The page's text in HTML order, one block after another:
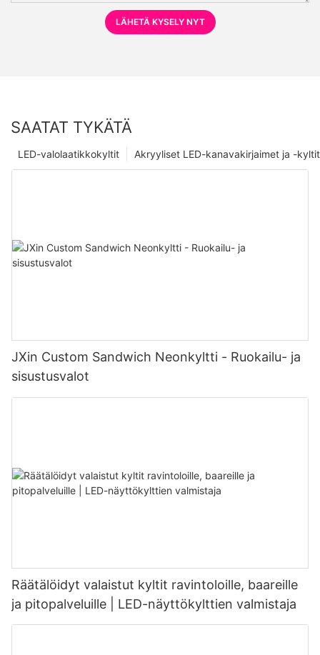
LÄHETÄ KYSELY NYT
SAATAT TYKÄTÄ
Akryyliset LED-kanavakirjaimet ja -kyltit
LED-valolaatikkokyltit
JXin Custom Sandwich Neonkyltti - Ruokailu- ja
sisustusvalot
Räätälöidyt valaistut kyltit ravintoloille, baareille
ja pitopalveluille | LED-näyttökylttien valmistaja